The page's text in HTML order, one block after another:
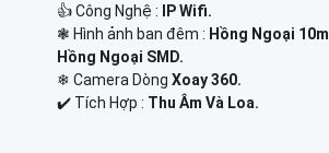
👍 Công Nghệ :
IP Wifi.
❃ Hình ảnh ban đêm : Hồng Ngoại 10m
Hồng Ngoại SMD.
❄ Camera DòngXoay 360.
️✔️ Tích Hợp : Thu Âm Và Loa.